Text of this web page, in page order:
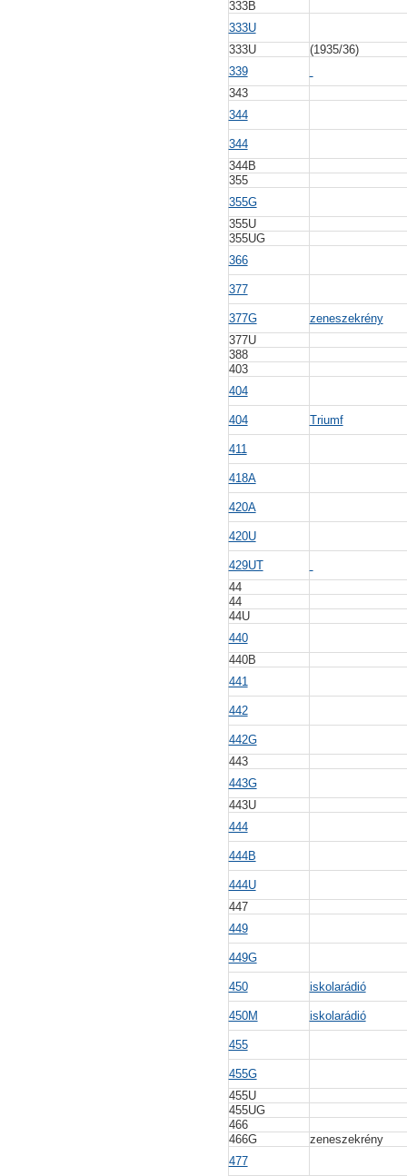
333B
333U
333U
(1935/36)
339
343
344
344
344B
355
355G
355U
355UG
366
377
377G
zeneszekrény
377U
388
403
404
404 Triumf
411
418A
420A
420U
429UT
44
44
44U
440
440B
441
442
442G
443
443G
443U
444
444B
444U
447
449
449G
450 iskolarádió
450M iskolarádió
455
455G
455U
455UG
466
466G
zeneszekrény
477